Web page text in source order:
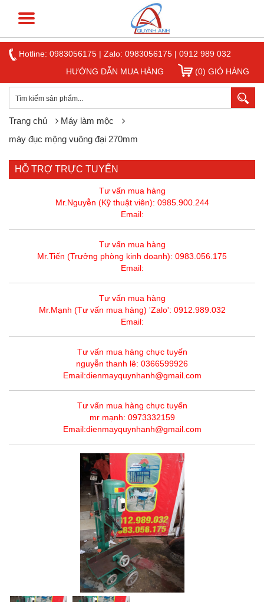
Hotline: 0983056175 | Zalo: 0983056175 | 0912 989 032
HƯỚNG DẪN MUA HÀNG
(0) GIỎ HÀNG
Trang chủ
Máy làm mộc
máy đục mộng vuông đại 270mm
HỖ TRỢ TRỰC TUYẾN
Tư vấn mua hàng
Mr.Nguyễn (Kỹ thuật viên): 0985.900.244
Email:
Tư vấn mua hàng
Mr.Tiến (Trưởng phòng kinh doanh): 0983.056.175
Email:
Tư vấn mua hàng
Mr.Mạnh (Tư vấn mua hàng) 'Zalo': 0912.989.032
Email:
Tư vấn mua hàng chực tuyến
nguyễn thanh lê: 0366599926
Email:dienmayquynhanh@gmail.com
Tư vấn mua hàng chực tuyến
mr mạnh: 0973332159
Email:dienmayquynhanh@gmail.com